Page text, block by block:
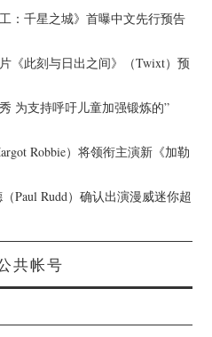
工：千星之城》首曝中文先行预告
《此刻与日出之间》（Twixt）预
为支持呼吁儿童加强锻炼的”
Robbie）将领衔主演新《加勒
（Paul Rudd）确认出演漫威迷你超
共帐号